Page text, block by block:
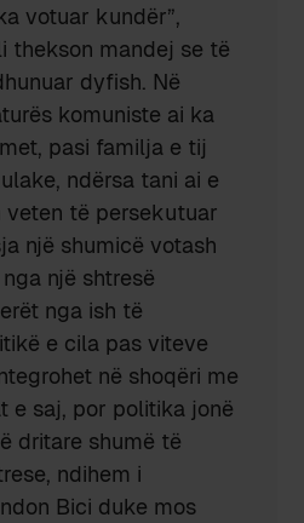
votuar kundër”,
thekson mandej se të
dyfish. Në
komuniste ai ka
pasi familja e tij
ndërsa tani ai e
veten të persekutuar
një shumicë votash
një shtresë
nga ish të
e cila pas viteve
në shoqëri me
e saj, por politika jonë
dritare shumë të
ndihem i
Bici duke mos